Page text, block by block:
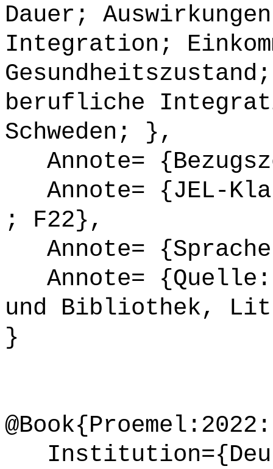
Dauer;
Integration;
berufliche
Schweden; },
Annote=
Annote= {JEL-
; F22},
Annote=
Annote= {Quelle:
und Bibliothek,
}